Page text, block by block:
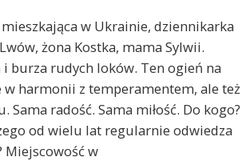
w Ukrainie, dziennikarka
żona Kostka, mama Sylwii.
burza rudych loków. Ten ogień na
w harmonii z temperamentem, ale też
Sama radość. Sama miłość. Do kogo?
od wielu lat regularnie odwiedza
Miejscowość w